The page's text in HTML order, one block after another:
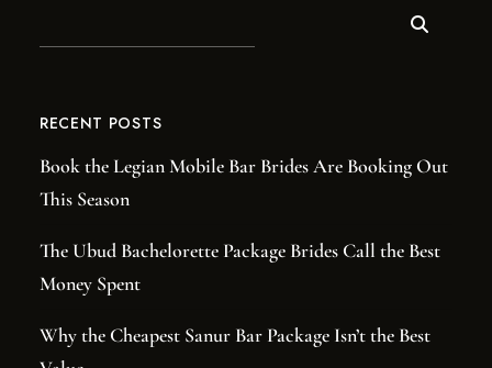
RECENT POSTS
Book the Legian Mobile Bar Brides Are Booking Out
This Season
The Ubud Bachelorette Package Brides Call the Best
Money Spent
Why the Cheapest Sanur Bar Package Isn’t the Best